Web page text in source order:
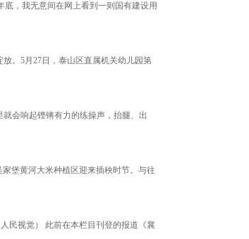
，我无意间在网上看到一则国有建设用
。5月27日，泰山区直属机关幼儿园第
会响起铿锵有力的练操声，抬腿、出
堡黄河大米种植区迎来插秧时节。与往
民视觉） 此前在本栏目刊登的报道《襄